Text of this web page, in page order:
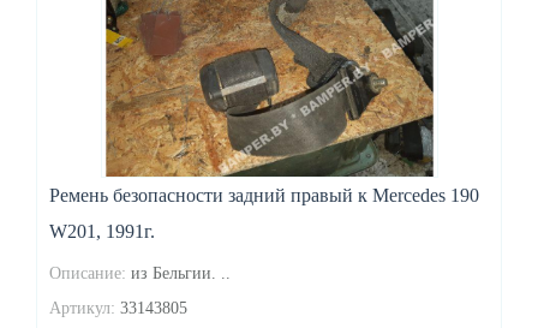
Ремень безопасности задний правый к Mercedes 190
W201, 1991г.
Описание: из Бельгии. ..
Артикул: 33143805